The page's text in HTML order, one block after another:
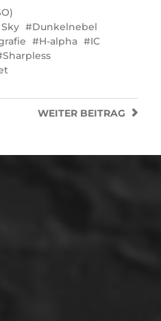
Dunkelnebel
H-alpha
IC
Sharpless
WEITER BEITRAG